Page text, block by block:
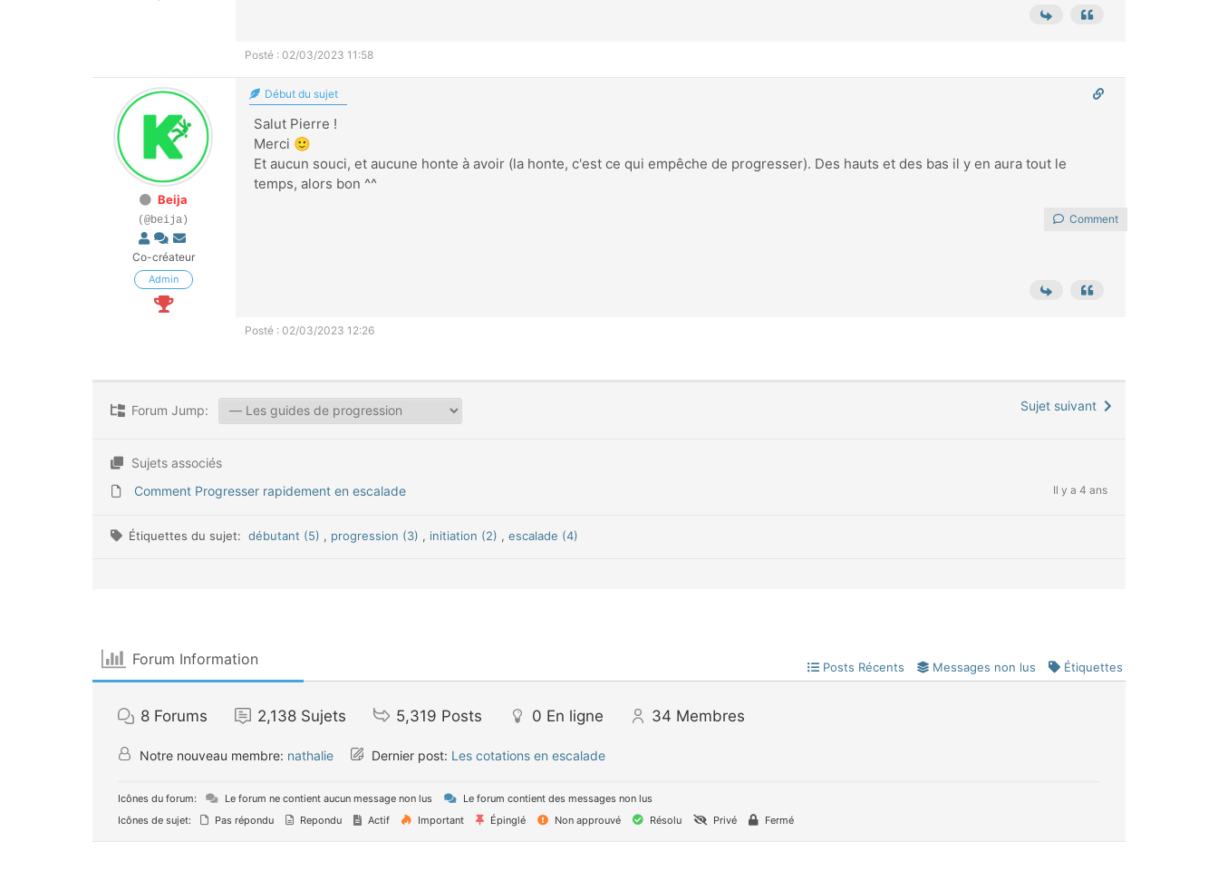
Posté : 02/03/2023 11:58
Beija
(@beija)
Co-créateur
Admin
Début du sujet
Salut Pierre !
Merci 🙂
Et aucun souci, et aucune honte à avoir (la honte, c'est ce qui empêche de progresser). Des hauts et des bas il y en aura tout le
temps, alors bon ^^
Comment
Posté : 02/03/2023 12:26
Forum Jump: Sujet suivant
Sujets associés
Comment Progresser rapidement en escalade
Il y a 4 ans
Étiquettes du sujet: débutant (5) , progression (3) , initiation (2) , escalade (4)
Forum Information Posts Récents Messages non lus Étiquettes
8 Forums 2,138 Sujets 5,319 Posts 0 En ligne 34 Membres
Notre nouveau membre: nathalie Dernier post: Les cotations en escalade
Icônes du forum: Le forum ne contient aucun message non lus
Le forum contient des messages non lus
Icônes de sujet:
Pas répondu Repondu Actif Important Épinglé Non approuvé Résolu Privé Fermé